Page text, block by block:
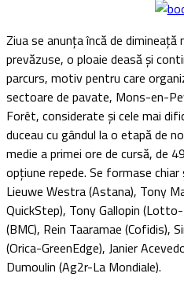
Ziua se anunța încă de dimineață
prevăzuse, o ploaie deasă și
parcurs, motiv pentru care
sectoare de pavate, Mons-en-
Forêt, considerate și cele mai
duceau cu gândul la o etapă de
medie a primei ore de cursă, de
opțiune repede. Se formase
Lieuwe Westra (Astana), Tony
QuickStep), Tony Gallopin
(BMC), Rein Taaramae (Cofidis),
(Orica-GreenEdge), Janier
Dumoulin (Ag2r-La Mondiale).